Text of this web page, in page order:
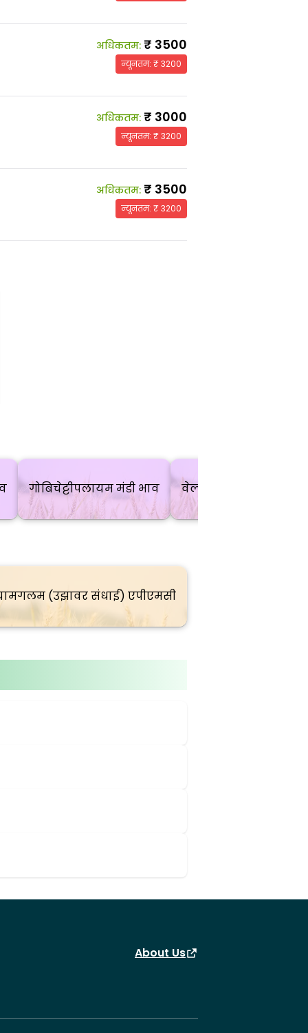
अधिकतम: ₹ 3500
न्यूनतम: ₹3200
अधिकतम: ₹ 3000
न्यूनतम: ₹3200
अधिकतम: ₹ 3500
न्यूनतम: ₹3200
गोबिचेट्टीपलायम मंडी भाव वेल्लंकोइल मंडी भाव
(उझावर संधाई) एपीएमसी
About Us